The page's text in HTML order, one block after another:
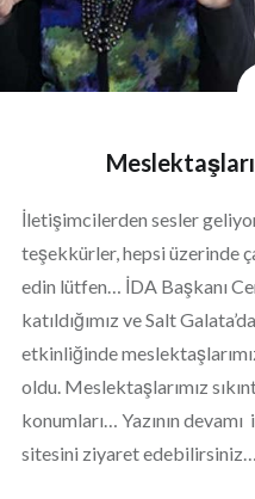
İletişimcilerden sesler
teşekkürler, hepsi üzerinde
edin lütfen… İDA Başkanı
katıldığımız ve Salt
etkinliğinde
oldu. Meslektaşlarımız
konumları… Yazının
sitesini ziyaret edebilirsiniz…